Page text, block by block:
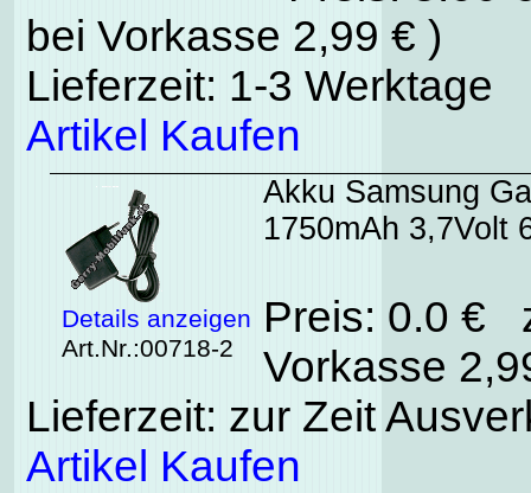
bei Vorkasse 2,99 € )
Lieferzeit: 1-3 Werktage
Artikel Kaufen
Details anzeigen
Art.Nr.:00718-2
Akku Samsung
1750mAh 3,7Volt
Preis: 0.0 €
Vorkasse
Lieferzeit: zur Zeit
Artikel Kaufen